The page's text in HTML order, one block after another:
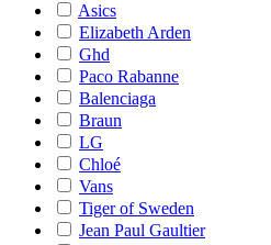
Asics
Elizabeth Arden
Ghd
Paco Rabanne
Balenciaga
Braun
LG
Chloé
Vans
Tiger of Sweden
Jean Paul Gaultier